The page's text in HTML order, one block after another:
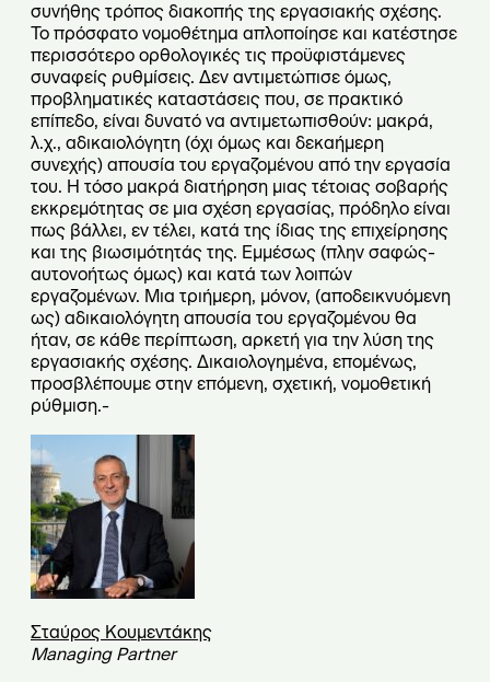
συνήθης τρόπος διακοπής της εργασιακής σχέσης.
Το πρόσφατο νομοθέτημα απλοποίησε και κατέστησε
περισσότερο ορθολογικές τις προϋφιστάμενες
συναφείς ρυθμίσεις. Δεν αντιμετώπισε όμως,
προβληματικές καταστάσεις που, σε πρακτικό
επίπεδο, είναι δυνατό να αντιμετωπισθούν: μακρά,
λ.χ., αδικαιολόγητη (όχι όμως και δεκαήμερη
συνεχής) απουσία του εργαζομένου από την εργασία
του. Η τόσο μακρά διατήρηση μιας τέτοιας σοβαρής
εκκρεμότητας σε μια σχέση εργασίας, πρόδηλο είναι
πως βάλλει, εν τέλει, κατά της ίδιας της επιχείρησης
και της βιωσιμότητάς της. Εμμέσως (πλην σαφώς-
αυτονοήτως όμως) και κατά των λοιπών
εργαζομένων. Μια τριήμερη, μόνον, (αποδεικνυόμενη
ως) αδικαιολόγητη απουσία του εργαζομένου θα
ήταν, σε κάθε περίπτωση, αρκετή για την λύση της
εργασιακής σχέσης. Δικαιολογημένα, επομένως,
προσβλέπουμε στην επόμενη, σχετική, νομοθετική
ρύθμιση.-
Σταύρος Κουμεντάκης
Managing Partner